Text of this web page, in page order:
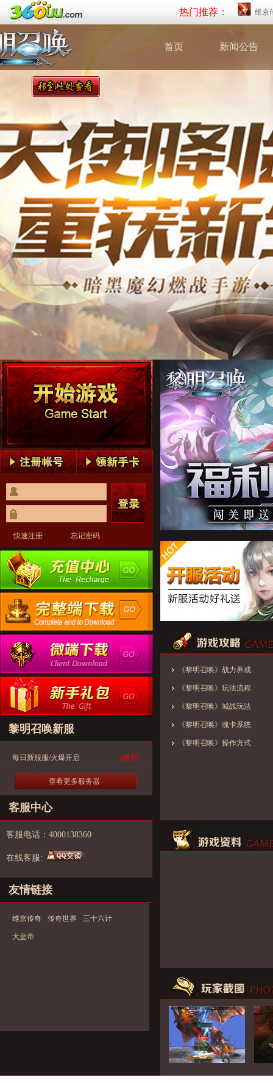
热门推荐： 维京
首页 新闻公告
快速注册 忘记密码
黎明召唤新服
每日新服服/火爆开启 (推荐)
查看更多服务器
客服中心
客服电话：4000138360
在线客服:
友情链接
维京传奇 传奇世界 三十六计
大皇帝
黎明召唤1
黎明召唤1
黎明召唤2
黎明召唤2
黎明召唤3
黎明召唤3
黎明召唤4
黎明召唤4
黎明召唤5
黎明召唤5
《黎明召唤》战力养成
《黎明召唤》玩法流程
《黎明召唤》城战玩法
《黎明召唤》魂卡系统
《黎明召唤》操作方式